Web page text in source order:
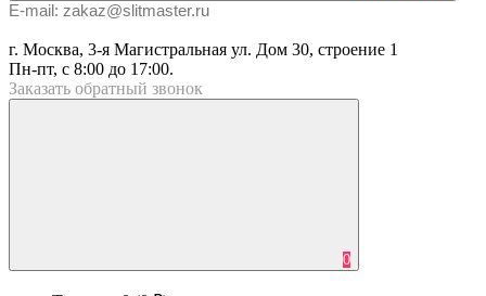
E-mail: zakaz@slitmaster.ru
г. Москва, 3-я Магистральная ул. Дом 30, строение 1
Пн-пт, с 8:00 до 17:00.
Заказать обратный звонок
0